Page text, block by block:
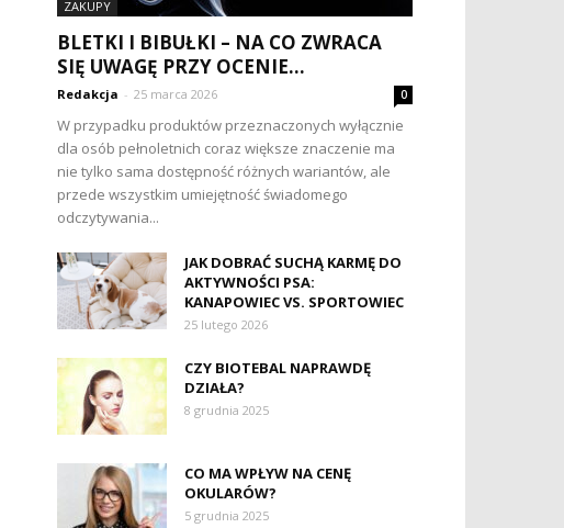
ZAKUPY
BLETKI I BIBUŁKI – NA CO ZWRACA
SIĘ UWAGĘ PRZY OCENIE...
Redakcja - 25 marca 2026 0
W przypadku produktów przeznaczonych wyłącznie
dla osób pełnoletnich coraz większe znaczenie ma
nie tylko sama dostępność różnych wariantów, ale
przede wszystkim umiejętność świadomego
odczytywania...
JAK DOBRAĆ SUCHĄ KARMĘ DO
AKTYWNOŚCI PSA:
KANAPOWIEC VS. SPORTOWIEC
25 lutego 2026
CZY BIOTEBAL NAPRAWDĘ
DZIAŁA?
8 grudnia 2025
CO MA WPŁYW NA CENĘ
OKULARÓW?
5 grudnia 2025